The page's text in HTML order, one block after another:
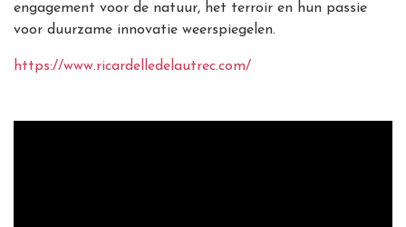
engagement voor de natuur, het terroir en hun passie
voor duurzame innovatie weerspiegelen.
https://www.ricardelledelautrec.com/